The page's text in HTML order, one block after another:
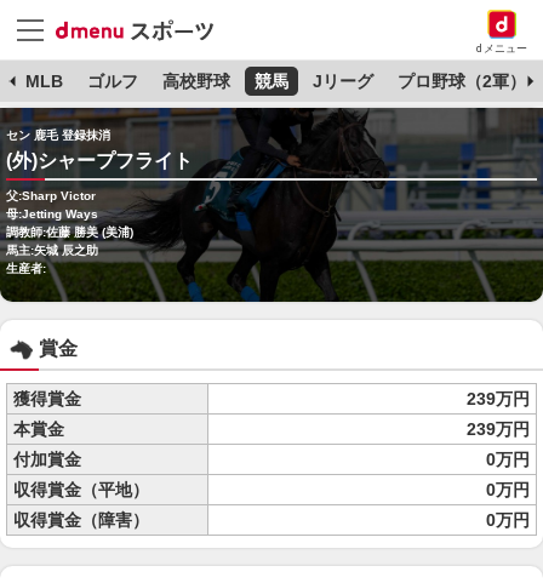
dメニュー
MLB ゴルフ 高校野球 競馬 Jリーグ プロ野球（2軍）
セン 鹿毛 登録抹消
(外)シャープフライト
父:Sharp Victor
母:Jetting Ways
調教師:佐藤 勝美 (美浦)
馬主:矢城 辰之助
生産者:
賞金
獲得賞金
239万円
本賞金
239万円
付加賞金
0万円
収得賞金（平地）
0万円
収得賞金（障害）
0万円